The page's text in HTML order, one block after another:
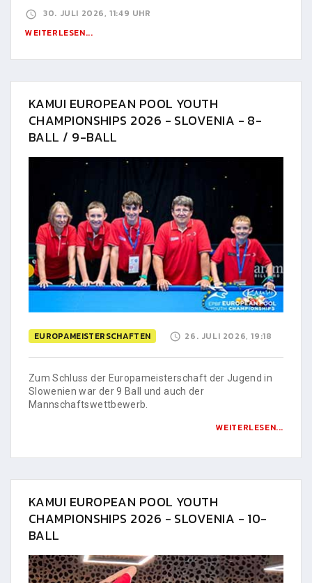
30. JULI 2026, 11:49 UHR
WEITERLESEN...
KAMUI EUROPEAN POOL YOUTH
CHAMPIONSHIPS 2026 - SLOVENIA - 8-
BALL / 9-BALL
EUROPAMEISTERSCHAFTEN 26. JULI 2026, 19:18
Zum Schluss der Europameisterschaft der Jugend in
Slowenien war der 9 Ball und auch der
Mannschaftswettbewerb.
WEITERLESEN...
KAMUI EUROPEAN POOL YOUTH
CHAMPIONSHIPS 2026 - SLOVENIA - 10-
BALL